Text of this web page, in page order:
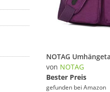
von NOTAG
Bester Preis
gefunden bei Amazon